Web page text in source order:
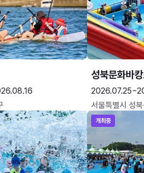
성북문화바
서울특별시 성
개최중